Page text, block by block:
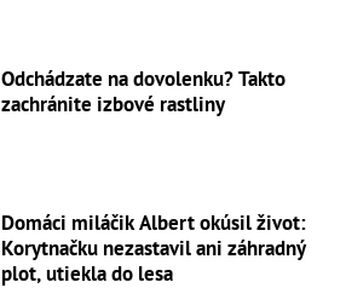
Odchádzate na dovolenku? Takto
zachránite izbové rastliny
Domáci miláčik Albert okúsil život:
Korytnačku nezastavil ani záhradný
plot, utiekla do lesa